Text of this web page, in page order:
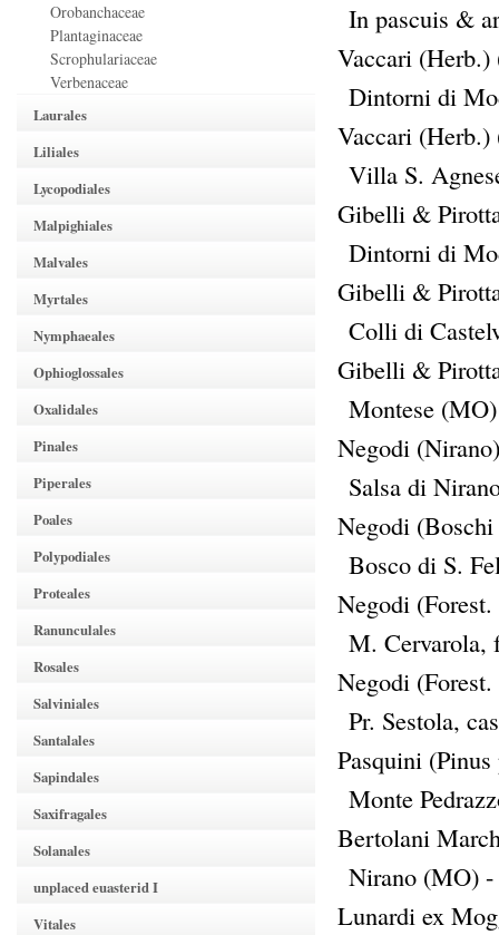
Orobanchaceae
Plantaginaceae
Scrophulariaceae
Verbenaceae
Laurales
Liliales
Lycopodiales
Malpighiales
Malvales
Myrtales
Nymphaeales
Ophioglossales
Oxalidales
Pinales
Piperales
Poales
Polypodiales
Proteales
Ranunculales
Rosales
Salviniales
Santalales
Sapindales
Saxifragales
Solanales
unplaced euasterid I
Vitales
In pascuis &
Vaccari
Dintorni di
Vaccari
Villa S.
Gibelli &
Dintorni di
Gibelli &
Colli di
Gibelli &
Montese
Negodi
Salsa di
Negodi
Bosco di S.
Negodi
M. Cervarola,
Negodi
Pr. Sestola,
Pasquini
Monte
Bertolani
Nirano (MO) -
Lunardi ex